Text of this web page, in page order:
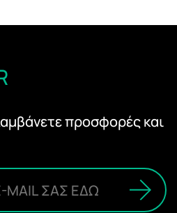
προσφορές και